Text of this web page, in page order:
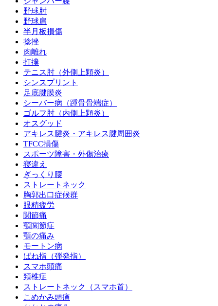
野球肘
野球肩
半月板損傷
捻挫
肉離れ
打撲
テニス肘（外側上顆炎）
シンスプリント
足底腱膜炎
シーバー病（踵骨骨端症）
ゴルフ肘（内側上顆炎）
オスグッド
アキレス腱炎・アキレス腱周囲炎
TFCC損傷
スポーツ障害・外傷治療
寝違え
ぎっくり腰
ストレートネック
胸郭出口症候群
眼精疲労
関節痛
顎関節症
顎の痛み
モートン病
ばね指（弾発指）
スマホ頭痛
頚椎症
ストレートネック（スマホ首）
こめかみ頭痛